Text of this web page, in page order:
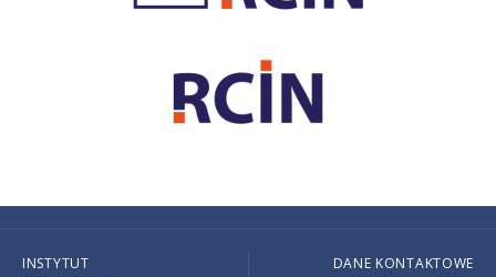
INSTYTUT
DANE KONTAKTOWE